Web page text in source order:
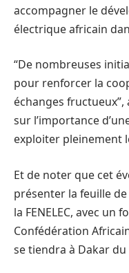
accompagner le
électrique africain
“De nombreuses
pour renforcer la
échanges
sur l’importance
exploiter pleinement
Et de noter que cet
présenter la feuille
la FENELEC, avec un
Confédération
se tiendra à Dakar